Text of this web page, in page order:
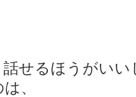
せるほうがいい
、